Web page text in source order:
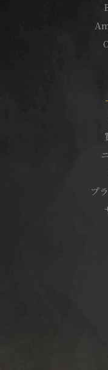
プ